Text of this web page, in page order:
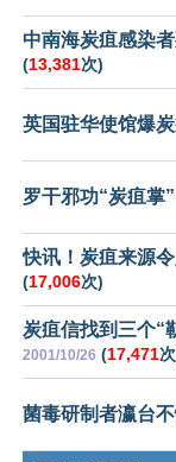
中南海炭疽感染
(13,381次)
英国驻华使馆爆
罗干邪功“炭疽掌
快讯！炭疽来源
(17,006次)
炭疽信找到三个“
2001/10/26 (17,471
菌毒研制者瀛台